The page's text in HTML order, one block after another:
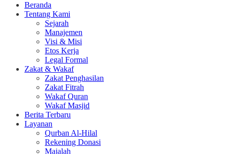
Beranda
Tentang Kami
Sejarah
Manajemen
Visi & Misi
Etos Kerja
Legal Formal
Zakat & Wakaf
Zakat Penghasilan
Zakat Fitrah
Wakaf Quran
Wakaf Masjid
Berita Terbaru
Layanan
Qurban Al-Hilal
Rekening Donasi
Majalah